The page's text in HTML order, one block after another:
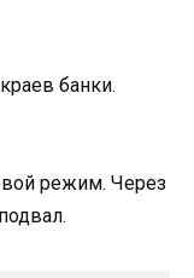
банки.
режим. Через